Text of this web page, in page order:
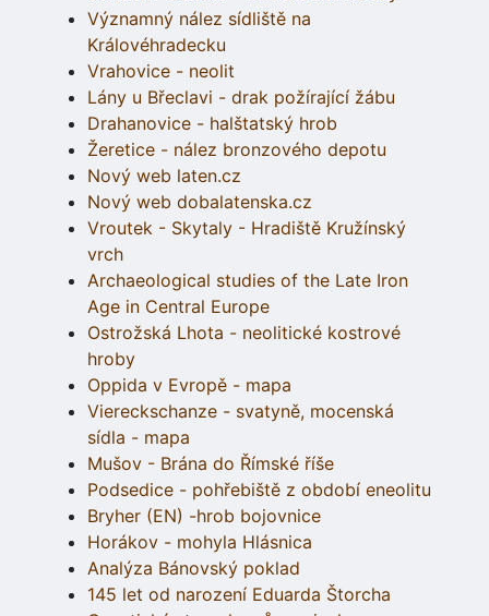
Významný nález sídliště na
Královéhradecku
Vrahovice - neolit
Lány u Břeclavi - drak požírající žábu
Drahanovice - halštatský hrob
Žeretice - nález bronzového depotu
Nový web laten.cz
Nový web dobalatenska.cz
Vroutek - Skytaly - Hradiště Kružínský
vrch
Archaeological studies of the Late Iron
Age in Central Europe
Ostrožská Lhota - neolitické kostrové
hroby
Oppida v Evropě - mapa
Viereckschanze - svatyně, mocenská
sídla - mapa
Mušov - Brána do Římské říše
Podsedice - pohřebiště z období eneolitu
Bryher (EN) -hrob bojovnice
Horákov - mohyla Hlásnica
Analýza Bánovský poklad
145 let od narození Eduarda Štorcha